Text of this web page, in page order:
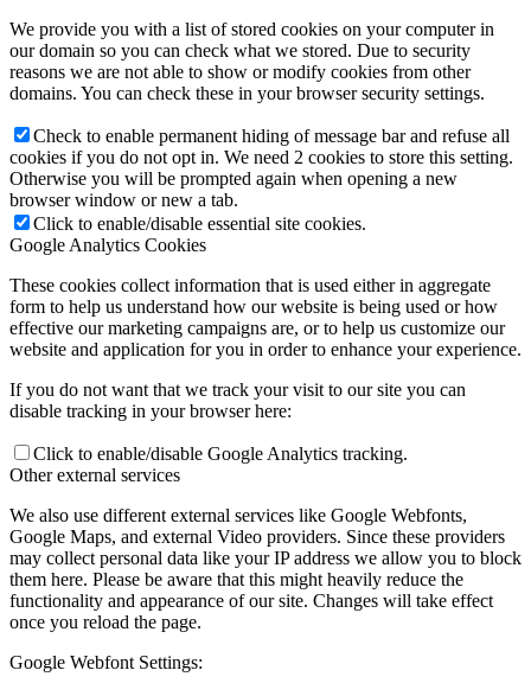
We provide you with a list of stored cookies on your computer in
our domain so you can check what we stored. Due to security
reasons we are not able to show or modify cookies from other
domains. You can check these in your browser security settings.
Check to enable permanent hiding of message bar and refuse all
cookies if you do not opt in. We need 2 cookies to store this setting.
Otherwise you will be prompted again when opening a new
browser window or new a tab.
Click to enable/disable essential site cookies.
Google Analytics Cookies
These cookies collect information that is used either in aggregate
form to help us understand how our website is being used or how
effective our marketing campaigns are, or to help us customize our
website and application for you in order to enhance your experience.
If you do not want that we track your visit to our site you can
disable tracking in your browser here:
Click to enable/disable Google Analytics tracking.
Other external services
We also use different external services like Google Webfonts,
Google Maps, and external Video providers. Since these providers
may collect personal data like your IP address we allow you to block
them here. Please be aware that this might heavily reduce the
functionality and appearance of our site. Changes will take effect
once you reload the page.
Google Webfont Settings: